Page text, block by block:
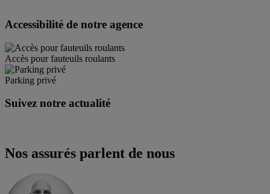
Accessibilité de notre agence
Accès pour fauteuils roulants
Parking privé
Suivez notre actualité
Nos assurés parlent de nous